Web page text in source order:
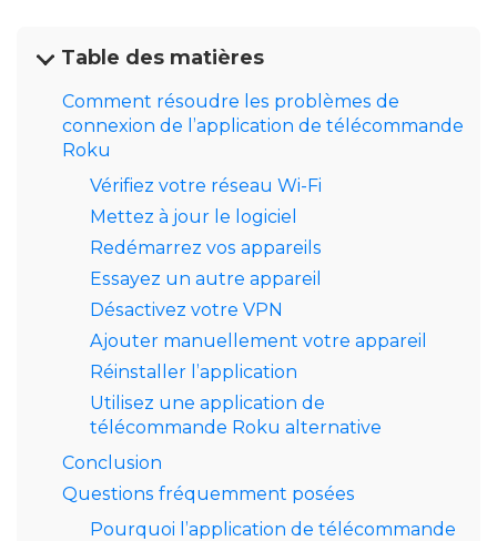
Table des matières
Comment résoudre les problèmes de
connexion de l’application de télécommande
Roku
Vérifiez votre réseau Wi-Fi
Mettez à jour le logiciel
Redémarrez vos appareils
Essayez un autre appareil
Désactivez votre VPN
Ajouter manuellement votre appareil
Réinstaller l’application
Utilisez une application de
télécommande Roku alternative
Conclusion
Questions fréquemment posées
Pourquoi l’application de télécommande